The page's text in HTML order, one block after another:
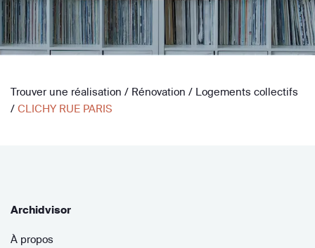
Trouver une réalisation / Rénovation / Logements collectifs
/ CLICHY RUE PARIS
Archidvisor
À propos